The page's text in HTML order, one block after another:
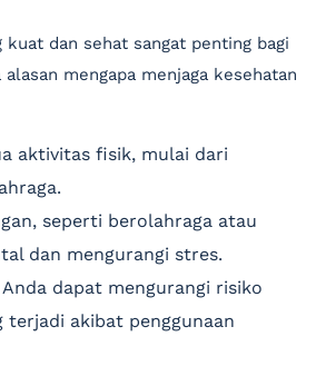
kuat dan sehat sangat penting bagi
mengapa menjaga kesehatan
aktivitas fisik, mulai dari
seperti berolahraga atau
dan mengurangi stres.
dapat mengurangi risiko
akibat penggunaan